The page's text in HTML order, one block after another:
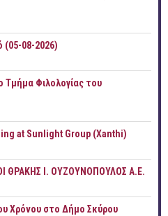
(05-08-2026)
Τμήμα Φιλολογίας του
at Sunlight Group (Xanthi)
ΘΡΑΚΗΣ Ι. ΟΥΖΟΥΝΟΠΟΥΛΟΣ Α.Ε.
Χρόνου στο Δήμο Σκύρου